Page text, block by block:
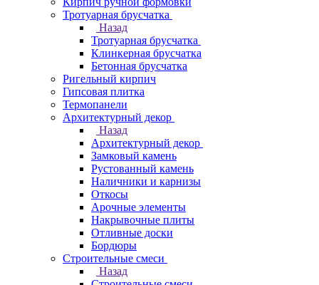
Тротуарная брусчатка
Назад
Тротуарная брусчатка
Клинкерная брусчатка
Бетонная брусчатка
Ригельный кирпич
Гипсовая плитка
Термопанели
Архитектурный декор
Назад
Архитектурный декор
Замковый камень
Рустованный камень
Наличники и карнизы
Откосы
Арочные элементы
Накрывочные плиты
Отливные доски
Бордюры
Строительные смеси
Назад